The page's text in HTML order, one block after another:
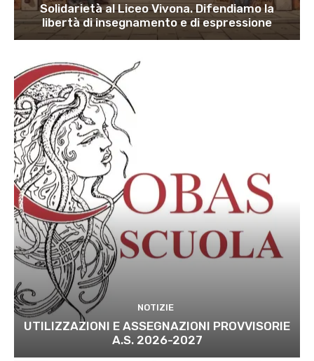
Solidarietà al Liceo Vivona. Difendiamo la
libertà di insegnamento e di espressione
NOTIZIE
UTILIZZAZIONI E ASSEGNAZIONI PROVVISORIE
A.S. 2026-2027